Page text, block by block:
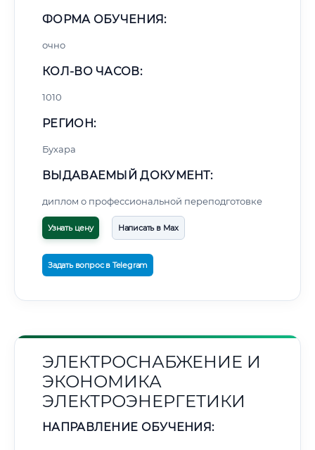
ФОРМА ОБУЧЕНИЯ:
очно
КОЛ-ВО ЧАСОВ:
1010
РЕГИОН:
Бухара
ВЫДАВАЕМЫЙ ДОКУМЕНТ:
диплом о профессиональной переподготовке
Узнать цену Написать в Max
Задать вопрос в Telegram
ЭЛЕКТРОСНАБЖЕНИЕ И
ЭКОНОМИКА
ЭЛЕКТРОЭНЕРГЕТИКИ
НАПРАВЛЕНИЕ ОБУЧЕНИЯ: